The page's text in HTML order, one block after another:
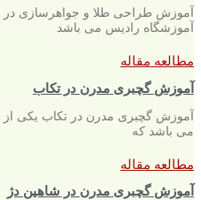
آموزش طراحی طلا و جواهرسازی در
آموزشگاه رادیس می باشد
مطالعه مقاله
آموزش گچبری مدرن در تکاب
آموزش گچبری مدرن در تکاب یکی از
می باشد که
مطالعه مقاله
آموزش گچبری مدرن در شاهین دژ